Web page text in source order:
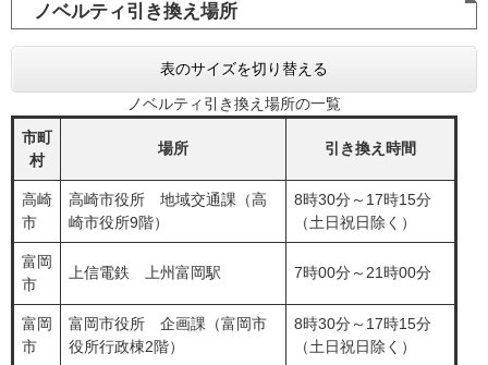
ノベルティ引き換え場所
表のサイズを切り替える
ノベルティ引き換え場所の一覧
市町
村
場所 引き換え時間
高崎
市
高崎市役所 地域交通課（高
崎市役所9階）
8時30分～17時15分
（土日祝日除く）
富岡
市
上信電鉄 上州富岡駅 7時00分～21時00分
富岡
市
富岡市役所 企画課（富岡市
役所行政棟2階）
8時30分～17時15分
（土日祝日除く）